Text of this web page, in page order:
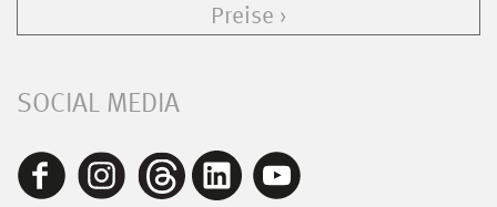
Preise
SOCIAL MEDIA